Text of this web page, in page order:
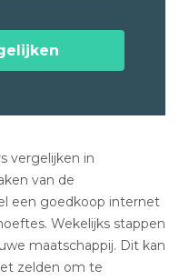
vergelijken in
van de
een goedkoop internet
Wekelijks stappen
maatschappij. Dit kan
zelden om te